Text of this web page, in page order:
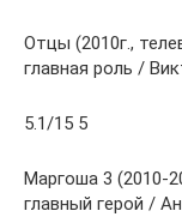
Отцы (2010г.,
главная роль /
5.1/15 5
Маргоша 3 (2010-
главный герой /